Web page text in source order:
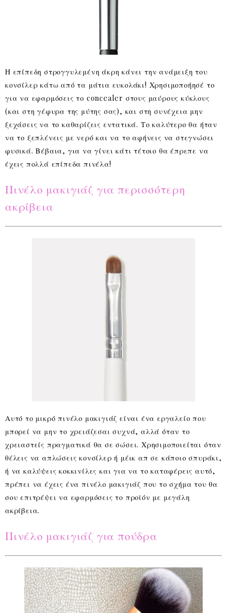
Η επίπεδη στρογγυλεμένη άκρη κάνει την ανάμειξη του
κονσίλερ κάτω από τα μάτια ευκολάκι! Χρησιμοποήησέ το
για να εφαρμόσεις το concealer στους μαύρους κύκλους
(και στη γέφυρα της μύτης σας), και στη συνέχεια μην
ξεχάσεις να το καθαρίζεις εντατικά. Το καλύτερο θα ήταν
να το ξεπλένεις με νερό και να το αφήνεις να στεγνώσει
φυσικά. Βέβαια, για να γίνει κάτι τέτοιο θα έπρεπε να
έχεις πολλά επίπεδα πινέλα!
Πινέλο μακιγιάζ για περισσότερη
ακρίβεια
Αυτό το μικρό πινέλο μακιγιάζ είναι ένα εργαλείο που
μπορεί να μην το χρειάζεσαι συχνά, αλλά όταν το
χρειαστείς πραγματικά θα σε σώσει. Χρησιμοποιείται όταν
θέλεις να απλώσεις κονσίλερ ή μέικ απ σε κάποιο σπυράκι,
ή να καλύψεις κοκκινίλες και για να το καταφέρεις αυτό,
πρέπει να έχεις ένα πινέλο μακιγιάζ που το σχήμα του θα
σου επιτρέψει να εφαρμόσεις το προϊόν με μεγάλη
ακρίβεια.
Πινέλο μακιγιάζ για πούδρα